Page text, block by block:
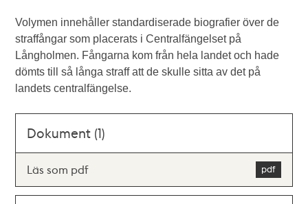
Volymen innehåller standardiserade biografier över de
straffångar som placerats i Centralfängelset på
Långholmen. Fångarna kom från hela landet och hade
dömts till så långa straff att de skulle sitta av det på
landets centralfängelse.
Dokument (1)
Läs som pdf